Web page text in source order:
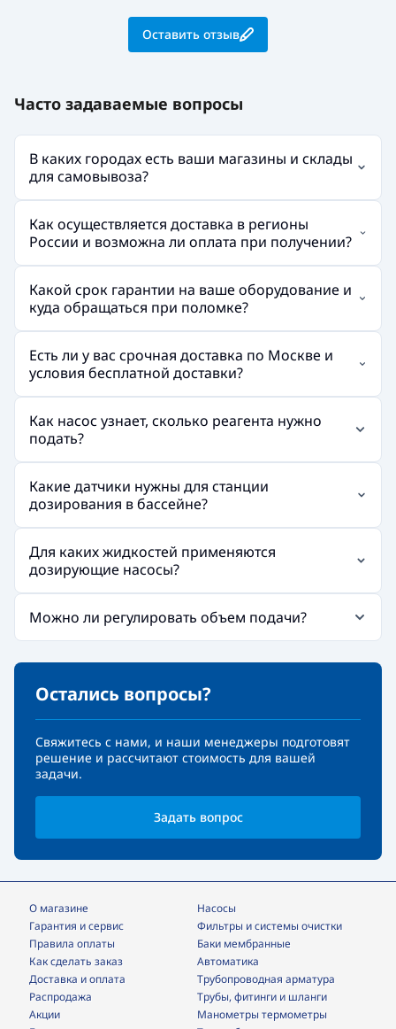
Оставить отзыв
Часто задаваемые вопросы
В каких городах есть ваши магазины и склады
для самовывоза?
Как осуществляется доставка в регионы
России и возможна ли оплата при получении?
Какой срок гарантии на ваше оборудование и
куда обращаться при поломке?
Есть ли у вас срочная доставка по Москве и
условия бесплатной доставки?
Как насос узнает, сколько реагента нужно
подать?
Какие датчики нужны для станции
дозирования в бассейне?
Для каких жидкостей применяются
дозирующие насосы?
Можно ли регулировать объем подачи?
Остались вопросы?
Свяжитесь с нами, и наши менеджеры подготовят
решение и рассчитают стоимость для вашей
задачи.
Задать вопрос
О магазине
Гарантия и сервис
Правила оплаты
Как сделать заказ
Доставка и оплата
Распродажа
Акции
Насосы
фильтры и системы очистки
Баки мембранные
Автоматика
трубопроводная арматура
трубы, фитинги и шланги
манометры термометры